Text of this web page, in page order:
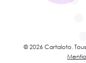
© 2026 Cartaloto.